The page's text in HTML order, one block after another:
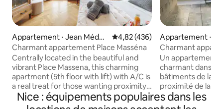
Appartement ⋅ Jean Médec
in
Évaluation moyenne sur la
4,82 (436)
Charmant appartement Place Masséna
Centrally located in the beautiful and
vibrant Place Massena, this charming
apartment (5th floor with lift) with A/C is
a real treat for those wanting proximity
to the main attractions. This beautiful
and spacious apartment has great views
Appartement ⋅
Charmant
dans la vieille ville.
Un appartement
charmant dans
bâtiments de la
proximité de la
belle partie de
confortable et
Nice : équipements populaires dans les